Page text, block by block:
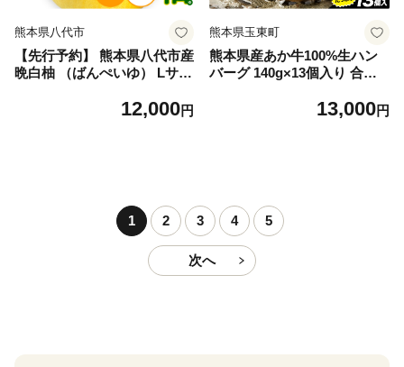
熊本県八代市
【先行予約】 熊本県八代市産
晩白柚 （ばんぺいゆ） Lサイ
もの フルーツ おやつ 特産 熊
12,000円
熊本県玉東町
熊本県産あか牛100%生ハン
バーグ 140g×13個入り 合計1
に出荷予定(土日祝除く)》熊
13,000円
1 2 3 4 5
次へ